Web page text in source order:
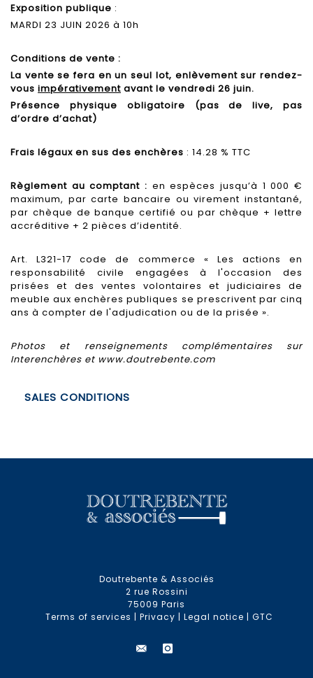
Exposition publique :
MARDI 23 JUIN 2026 à 10h
Conditions de vente :
La vente se fera en un seul lot, enlèvement sur rendez-
vous impérativement avant le vendredi 26 juin.
Présence physique obligatoire (pas de live, pas
d’ordre d’achat)
Frais légaux en sus des enchères : 14.28 % TTC
Règlement au comptant : en espèces jusqu’à 1 000 €
maximum, par carte bancaire ou virement instantané,
par chèque de banque certifié ou par chèque + lettre
accréditive + 2 pièces d’identité.
Art. L321-17 code de commerce « Les actions en
responsabilité civile engagées à l'occasion des
prisées et des ventes volontaires et judiciaires de
meuble aux enchères publiques se prescrivent par cinq
ans à compter de l'adjudication ou de la prisée ».
Photos et renseignements complémentaires sur
Interenchères et www.doutrebente.com
SALES CONDITIONS
Doutrebente & Associés
2 rue Rossini
75009 Paris
Terms of services | Privacy | Legal notice | GTC